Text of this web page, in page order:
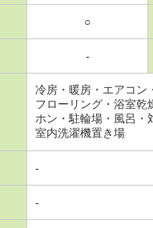
○
-
冷房・暖房・エアコン
フローリング・浴室乾
ホン・駐輪場・風呂・
室内洗濯機置き場
-
-